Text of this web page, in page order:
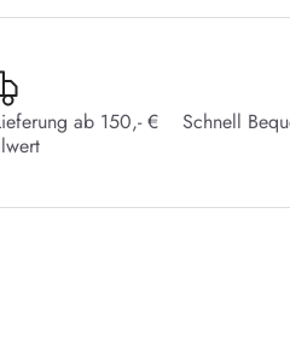
ab 150,- €
Schnell